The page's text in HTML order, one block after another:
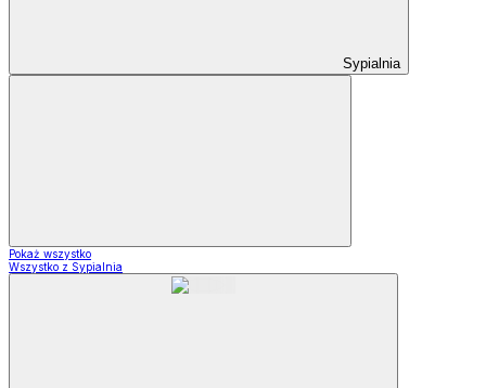
Sypialnia
Pokaż wszystko
Wszystko z Sypialnia